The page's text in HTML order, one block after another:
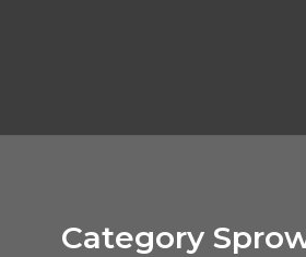
Category